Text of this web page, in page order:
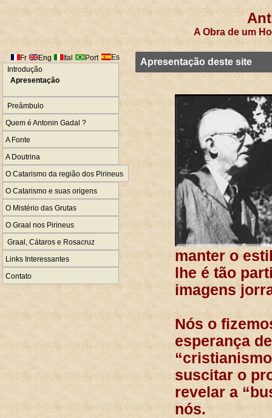
A Obra de um
Fr Eng Ital Port
Es
Introdução
Apresentação
Preâmbulo
Quem é Antonin Gadal ?
A Fonte
A Doutrina
O Catarismo da região dos Pirineus
O Catarismo e suas origens
O Mistério das Grutas
O Graal nos Pirineus
Graal, Cátaros e Rosacruz
Links Interessantes
Contato
Apresentação deste site
manter o
lhe é tão
imagens
Nós o
esperança
suscitar o
revelar a
nós.